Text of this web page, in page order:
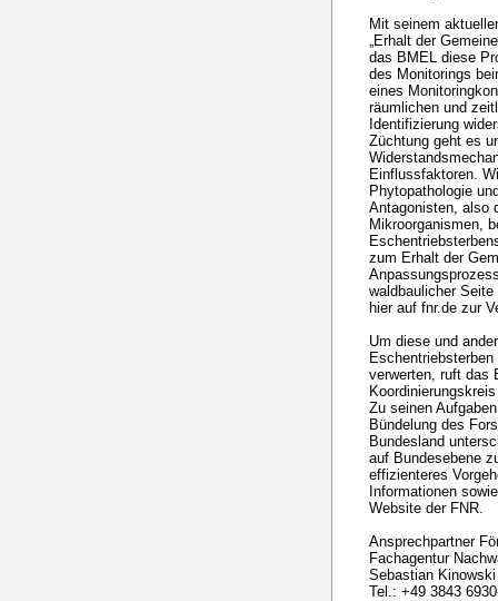
Mit seinem
„Erhalt der
das BMEL diese
des Monitorings
eines
räumlichen und
Identifizierung
Züchtung geht es
Einflussfaktoren.
Phytopathologie
Antagonisten, also
Mikroorganismen,
zum Erhalt der
waldbaulicher
hier auf fnr.de zur
Um diese und
verwerten, ruft das
Zu seinen
Bündelung des
Bundesland
auf Bundesebene
effizienteres
Informationen
Website der FNR.
Ansprechpartner
Fachagentur
Sebastian Kinowski
Tel.: +49 3843